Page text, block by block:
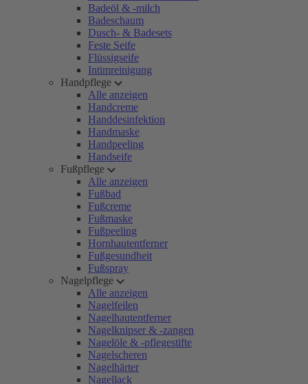
Badeöl & -milch
Badeschaum
Dusch- & Badesets
Feste Seife
Flüssigseife
Intimreinigung
Handpflege
Alle anzeigen
Handcreme
Handdesinfektion
Handmaske
Handpeeling
Handseife
Fußpflege
Alle anzeigen
Fußbad
Fußcreme
Fußmaske
Fußpeeling
Hornhautentferner
Fußgesundheit
Fußspray
Nagelpflege
Alle anzeigen
Nagelfeilen
Nagelhautentferner
Nagelknipser & -zangen
Nagelöle & -pflegestifte
Nagelscheren
Nagelhärter
Nagellack